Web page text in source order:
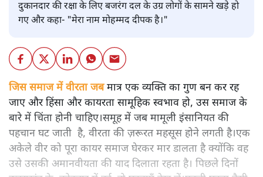
दुकानदार की रक्षा के लिए बजरंग दल के उग्र लोगों के सामने खड़े हो
गए और कहा- "मेरा नाम मोहम्मद दीपक है।"
जिस समाज में वीरता जबमात्र एक व्यक्ति का गुण बन कर रह
जाए और हिंसा और कायरता सामूहिक स्वभाव हो, उस समाज के
बारे में चिंता होनी चाहिए।समूह में जब मामूली इंसानियत की
पहचान घट जाती है, वीरता की ज़रूरत महसूस होने लगती है।एक
अकेले वीर को पूरा कायर समाज घेरकर मार डालता है क्योंकि वह
उसे उसकी अमानवीयता की याद दिलाता रहता है। पिछले दिनों